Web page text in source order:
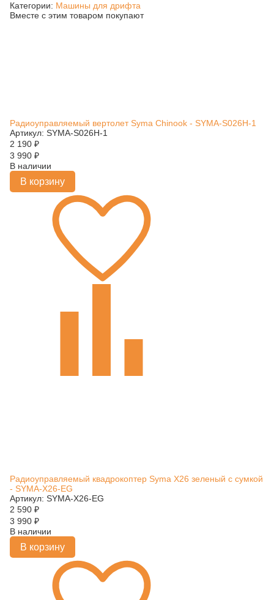
Категории: Машины для дрифта
Вместе с этим товаром покупают
Радиоуправляемый вертолет Syma Chinook - SYMA-S026H-1
Артикул: SYMA-S026H-1
2 190 ₽
3 990 ₽
В наличии
В корзину
Радиоуправляемый квадрокоптер Syma X26 зеленый с сумкой
- SYMA-X26-EG
Артикул: SYMA-X26-EG
2 590 ₽
3 990 ₽
В наличии
В корзину